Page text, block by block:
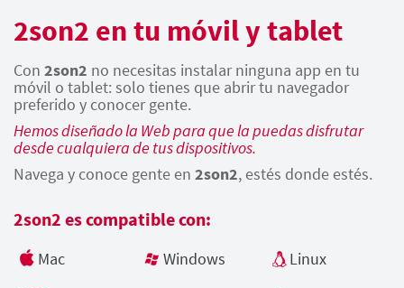
2son2 en tu móvil y tablet
Con 2son2 no necesitas instalar ninguna app en tu
móvil o tablet: solo tienes que abrir tu navegador
preferido y conocer gente.
Hemos diseñado la Web para que la puedas disfrutar
desde cualquiera de tus dispositivos.
Navega y conoce gente en 2son2, estés donde estés.
2son2 es compatible con:
Mac Windows
Linux